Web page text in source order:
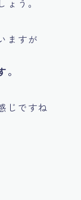
う。
ますが
じですね